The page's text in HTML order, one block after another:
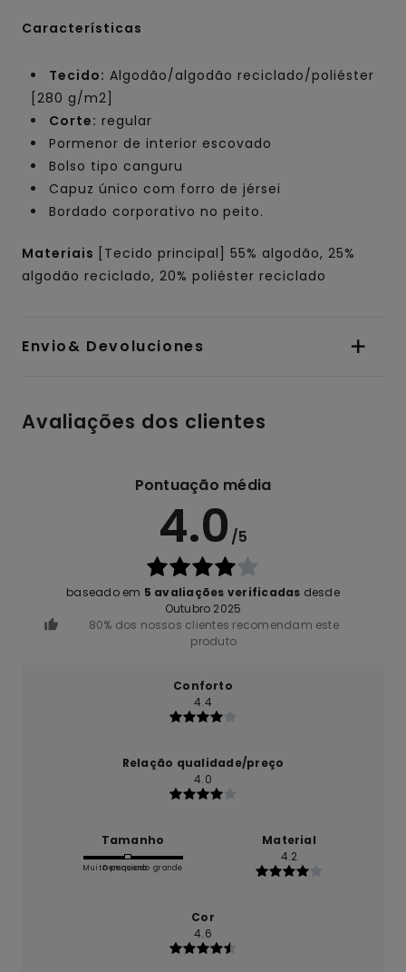
Características
Tecido: Algodão/algodão reciclado/poliéster
[280 g/m2]
Corte: regular
Pormenor de interior escovado
Bolso tipo canguru
Capuz único com forro de jérsei
Bordado corporativo no peito.
Materiais
[Tecido principal] 55% algodão, 25%
algodão reciclado, 20% poliéster reciclado
Envio& Devoluciones
Avaliações dos clientes
Pontuação média
4.0 /5
baseado em 5 avaliações verificadas desde
Outubro 2025
80% dos nossos clientes recomendam este
produto
Conforto
4.4
Relação qualidade/preço
4.0
Tamanho
Muito pequeno
Demasiado grande
Material
4.2
Cor
4.6